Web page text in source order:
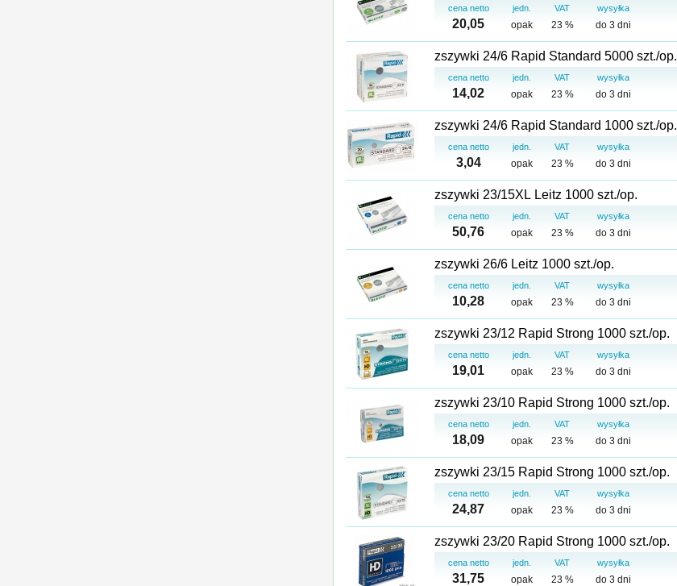
cena netto jedn. VAT
wysyłka
20,05 opak 23 % do 3 dni
zszywki 24/6 Rapid Standard 5000 szt./op.
cena netto jedn. VAT
wysyłka
14,02 opak 23 % do 3 dni
zszywki 24/6 Rapid Standard 1000 szt./op.
cena netto jedn. VAT
wysyłka
3,04 opak 23 % do 3 dni
zszywki 23/15XL Leitz 1000 szt./op.
cena netto jedn. VAT
wysyłka
50,76 opak 23 % do 3 dni
zszywki 26/6 Leitz 1000 szt./op.
cena netto jedn. VAT
wysyłka
10,28 opak 23 % do 3 dni
zszywki 23/12 Rapid Strong 1000 szt./op.
cena netto jedn. VAT
wysyłka
19,01 opak 23 % do 3 dni
zszywki 23/10 Rapid Strong 1000 szt./op.
cena netto jedn. VAT
wysyłka
18,09 opak 23 % do 3 dni
zszywki 23/15 Rapid Strong 1000 szt./op.
cena netto jedn. VAT
wysyłka
24,87 opak 23 % do 3 dni
zszywki 23/20 Rapid Strong 1000 szt./op.
cena netto jedn. VAT
wysyłka
31,75 opak 23 % do 3 dni